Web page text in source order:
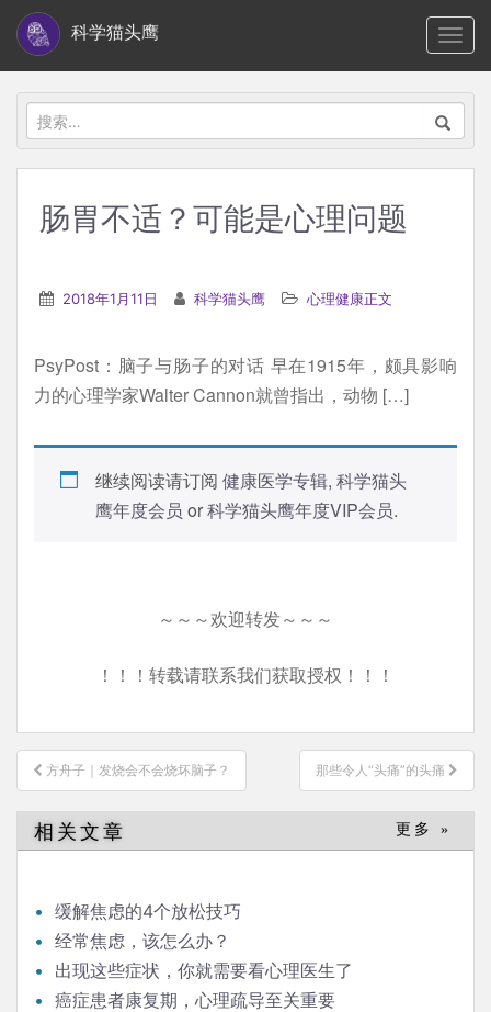
i
科学猫头鹰
搜
索：
肠胃不适？可能是心理问题
2018年1月11日 科学猫头鹰 心理健康正文
PsyPost：脑子与肠子的对话 早在1915年，颇具影响
力的心理学家Walter Cannon就曾指出，动物 […]
继续阅读请订阅 健康医学专辑, 科学猫头
鹰年度会员 or科学猫头鹰年度VIP会员.
～～～欢迎转发～～～
！！！转载请联系我们获取授权！！！
文
章
导
航
方舟子｜发烧会不会烧坏脑子？ 那些令人“头痛”的头痛
相关文章 更多 »
缓解焦虑的4个放松技巧
经常焦虑，该怎么办？
出现这些症状，你就需要看心理医生了
癌症患者康复期，心理疏导至关重要